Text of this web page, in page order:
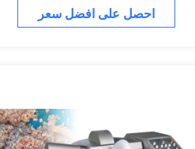
احصل على افضل سعر